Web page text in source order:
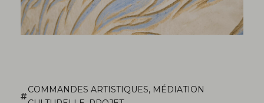
COMMANDES ARTISTIQUES, MÉDIATION